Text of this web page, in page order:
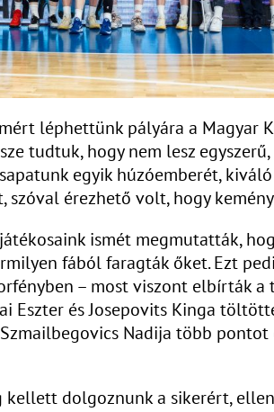
léphettünk pályára a Magyar
tudtuk, hogy nem lesz
egyik húzóemberét,
szóval érezhető volt, hogy
ismét megmutatták,
fából faragták őket. Ezt
– most viszont elbírták
Eszter és Josepovits Kinga
Szmailbegovics Nadija több
kellett dolgoznunk a sikerért,